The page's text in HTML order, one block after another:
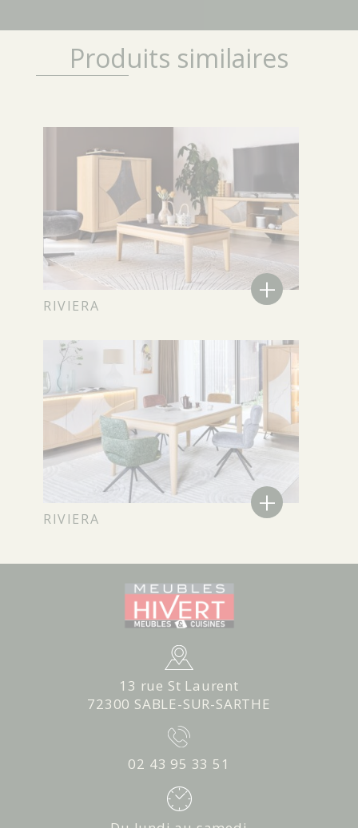
Produits similaires
RIVIERA +
RIVIERA +
13 rue St Laurent
72300 SABLE-SUR-SARTHE
02 43 95 33 51